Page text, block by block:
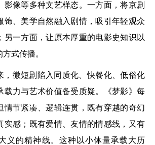
影像等多种文艺样态。一方面，将京剧
饰、美学自然融入剧情，吸引年轻观众
另一方面，让原本厚重的电影史知识以
式传播。
，微短剧陷入同质化、快餐化、低俗化
载力与艺术价值备受质疑。《梦影》每
情节紧凑、逻辑连贯，既有穿越的奇幻
实感；既有爱情、友情的情感线，又有
义的精神线。这种以小体量承载大历